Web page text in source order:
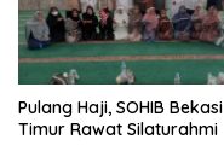
Pulang Haji, SOHIB Bekasi
Timur Rawat Silaturahmi